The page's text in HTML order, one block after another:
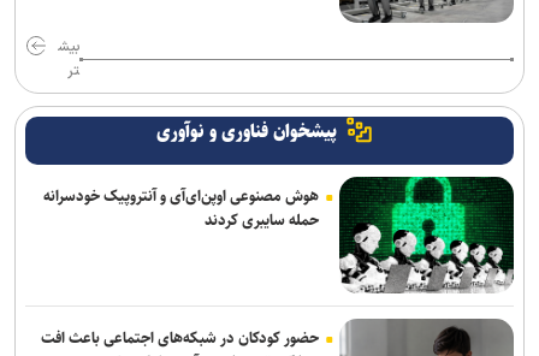
بیش
تر
پیشخوان فناوری و نوآوری
هوش مصنوعی اوپن‌ای‌آی و آنتروپیک خودسرانه
حمله سایبری کردند
حضور کودکان در شبکه‌های اجتماعی باعث افت